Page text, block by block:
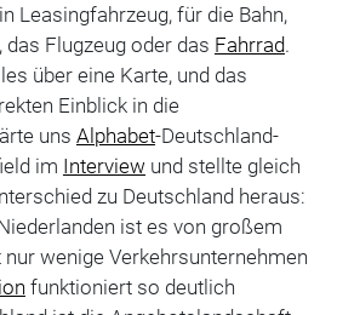
Leasingfahrzeug, für die Bahn,
das Flugzeug oder das Fahrrad.
über eine Karte, und das
Einblick in die
uns Alphabet-Deutschland-
im Interview und stellte gleich
zu Deutschland heraus:
ist es von großem
wenige Verkehrsunternehmen
funktioniert so deutlich